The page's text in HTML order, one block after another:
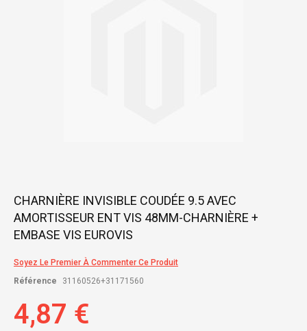
Skip
the
beginning
images
gallery
CHARNIÈRE INVISIBLE COUDÉE 9.5 AVEC
AMORTISSEUR ENT VIS 48MM-CHARNIÈRE +
EMBASE VIS EUROVIS
Soyez Le Premier À Commenter Ce Produit
Référence
31160526+31171560
4,87 €